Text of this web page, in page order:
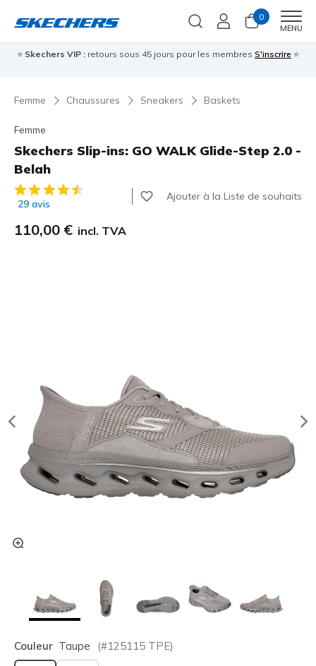
0
MENU
⭐ Skechers VIP : retours sous 45 jours pour les membres S'inscrire ⭐
Femme Chaussures Sneakers Baskets
Femme
Skechers Slip-ins: GO WALK Glide-Step 2.0 -
Belah
Évaluation client 3,4 sur 5
29 avis
Ajouter à la Liste de souhaits
110,00 € incl. TVA
Couleur Taupe (#125115 TPE)